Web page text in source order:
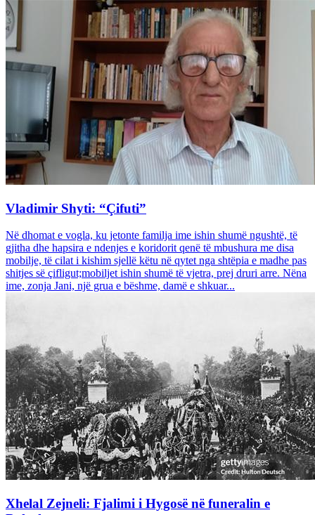
Vladimir Shyti: “Çifuti”
Në dhomat e vogla, ku jetonte familja ime ishin shumë ngushtë, të
gjitha dhe hapsira e ndenjes e koridorit qenë të mbushura me disa
mobilje, të cilat i kishim sjellë këtu në qytet nga shtëpia e madhe pas
shitjes së çifligut;mobiljet ishin shumë të vjetra, prej druri arre. Nëna
ime, zonja Jani, një grua e bëshme, damë e shkuar...
Xhelal Zejneli: Fjalimi i Hygosë në funeralin e